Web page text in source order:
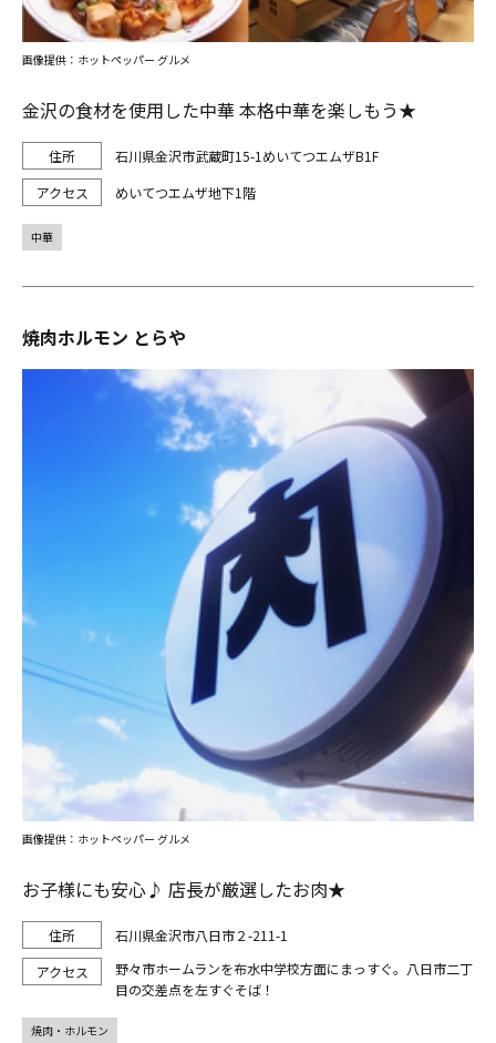
金沢の食材を使用した中華 本格中華を楽しもう★
石川県金沢市武蔵町15-1めいてつエムザB1F
めいてつエムザ地下1階
画像提供：ホットペッパー グルメ
中華
焼肉ホルモン とらや
お子様にも安心♪ 店長が厳選したお肉★
石川県金沢市八日市２-211-1
野々市ホームランを布水中学校方面にまっすぐ。八日市二丁
目の交差点を左すぐそば！
画像提供：ホットペッパー グルメ
焼肉・ホルモン